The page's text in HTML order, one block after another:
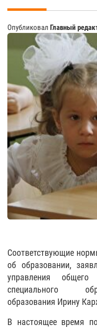
Опубликовал Главный
Соответствующие
об образовании,
управления
специального
образования Ирину
В настоящее время